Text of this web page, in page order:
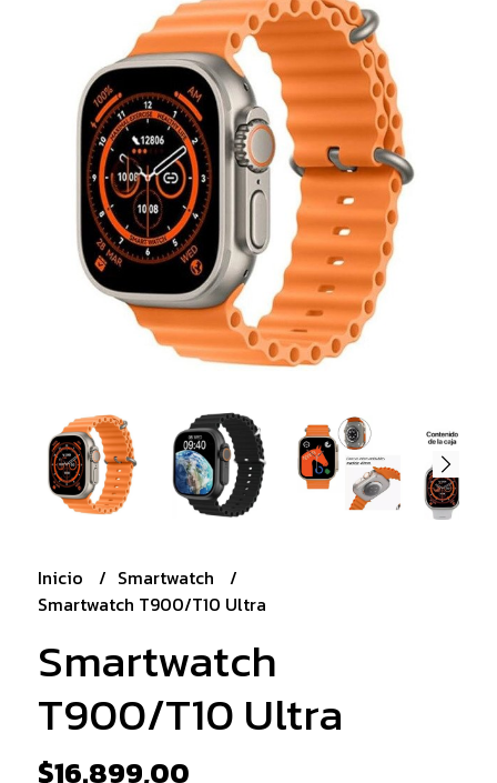
Inicio
Smartwatch
Smartwatch T900/T10 Ultra
Smartwatch
T900/T10 Ultra
$16.899,00